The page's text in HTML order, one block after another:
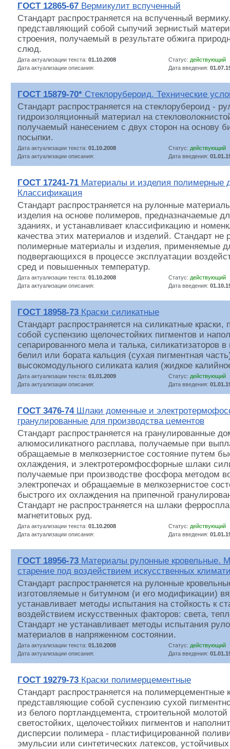
ГОСТ 12865-67 Вермикулит вспученный
Стандарт распространяется на вспученный
представляющий собой сыпучий зернистый
строения, получаемый в результате обжига
слюд.
Дата актуализации текста: 01.10.2008 Статус: действующий
Дата актуализации описания:
Дата введения:
ГОСТ 15879-70* Стеклорубероид. Технические
Стандарт распространяется на стеклорубероид -
гидроизоляционный материал на
получаемый нанесением с двух сторон на основу
посыпки.
Дата актуализации текста: 01.10.2008 Статус: действующий
Дата актуализации описания:
Дата введения:
ГОСТ 17241-71 Материалы и изделия полимерные
Классификация
Стандарт распространяется на рулонные
изделия на основе полимеров, предназначаемые
зданиях, и устанавливает классификацию и
качества этих материалов и изделий. Стандарт не
полимерные материалы и изделия, применяемые
подвергающихся в процессе эксплуатации
сред и повышенных температур.
Дата актуализации текста: 01.10.2008 Статус: действующий
Дата актуализации описания:
Дата введения:
ГОСТ 18958-73 Краски силикатные
Стандарт распространяется на силикатные
собой суспензию щелочестойких пигментов и
сепарированного мела и талька, силикатизаторов
белил или бората кальция (сухая пигментная
высокомодульного силиката калия (жидкое
Дата актуализации текста: 01.01.2009 Статус: действующий
Дата актуализации описания:
Дата введения:
ГОСТ 3476-74Шлаки доменные и
гранулированные для производства цементов
Стандарт распространяется на гранулированные
алюмосиликатного расплава, получаемые при
обращаемые в мелкозернистое состояние путем
охлаждения, и электротеромфосфорные шлаки
получаемые при производстве фосфора методом
электропечах и обращаемые в мелкозернистое
быстрого их охлаждения на припечной
Стандарт не распространяется на шлаки
магнетитовых руд.
Дата актуализации текста: 01.10.2008 Статус: действующий
Дата актуализации описания:
Дата введения:
ГОСТ 18956-73 Материалы рулонные кровельные.
старение под воздействием искусственных
Стандарт распространяется на рулонные
изготовляемые н битумном (и его модификации)
устанавливает методы испытания на стойкость к
воздействием искусственных факторов: света,
Стандарт не устанавливает методы испытания
материалов в напряженном состоянии.
Дата актуализации текста: 01.10.2008 Статус: действующий
Дата актуализации описания:
Дата введения:
ГОСТ 19279-73 Краски полимерцементные
Стандарт распространяется на полимерцементные
представляющие собой суспензию сухой
из белого портландцемента, строительной молотой
светостойких, щелочестойких пигментов и
дисперсии полимера - пластифицированной
эмульсии или синтетических латексов,